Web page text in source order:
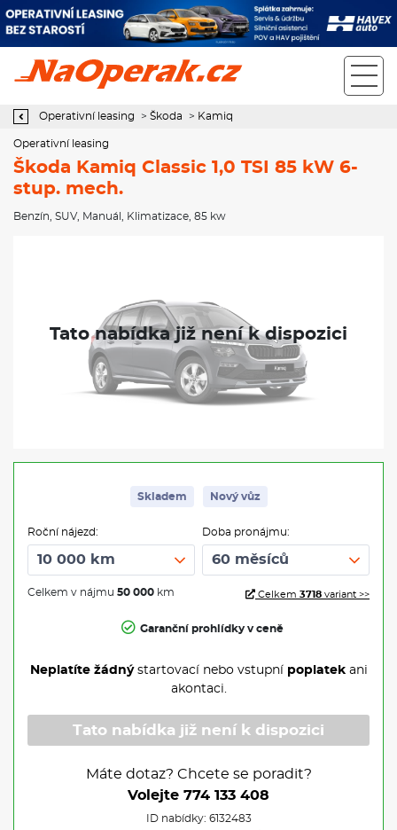
Operativní leasing Škoda Kamiq Classic 1,0 TSI 85 kW 6-stup.
Operativní leasing > Škoda > Kamiq
Operativní leasing
Škoda Kamiq Classic 1,0 TSI 85 kW 6-
stup. mech.
Benzín SUV, Manuál Klimatizace , 85 kw
Skladem Nový vůz
Roční nájezd:
Celkem v nájmu 50 000 km
Doba pronájmu:
Celkem 3718 variant >>
Garanční prohlídky v ceně
Neplatíte žádnýstartovací nebo vstupní poplatekani
akontaci.
Tato nabídka již není k dispozici
Máte dotaz? Chcete se poradit?
Volejte 774 133 408
ID nabídky: 6132483